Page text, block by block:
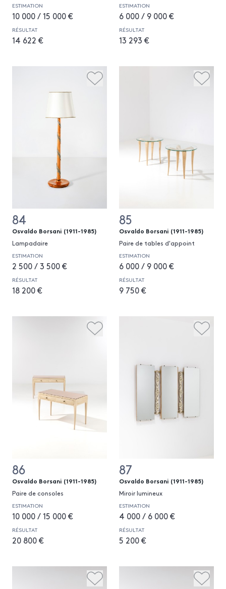
ESTIMATION
10 000 / 15 000 €
RÉSULTAT
14 622 €
ESTIMATION
6 000 / 9 000 €
RÉSULTAT
13 293 €
84
Osvaldo Borsani (1911-1985)
Lampadaire
ESTIMATION
2 500 / 3 500 €
RÉSULTAT
18 200 €
85
Osvaldo Borsani (1911-1985)
Paire de tables d'appoint
ESTIMATION
6 000 / 9 000 €
RÉSULTAT
9 750 €
86
Osvaldo Borsani (1911-1985)
Paire de consoles
ESTIMATION
10 000 / 15 000 €
RÉSULTAT
20 800 €
87
Osvaldo Borsani (1911-1985)
Miroir lumineux
ESTIMATION
4 000 / 6 000 €
RÉSULTAT
5 200 €